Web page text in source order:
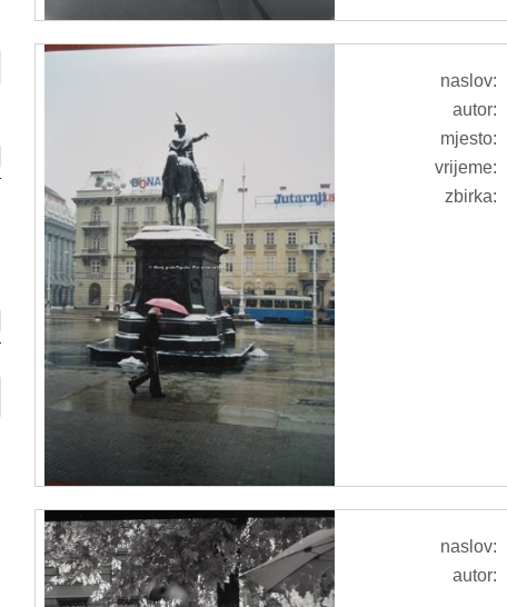
naslov:
autor:
mjesto:
vrijeme:
zbirka:
naslov:
autor: